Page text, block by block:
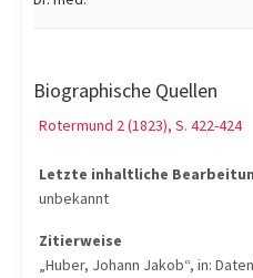
Biographische Quellen
Rotermund 2 (1823), S. 422-424
Letzte inhaltliche
unbekannt
Zitierweise
„Huber, Johann Jakob“, in: